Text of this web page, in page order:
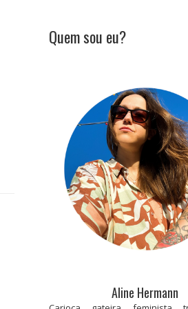
Quem sou eu?
Aline Hermann